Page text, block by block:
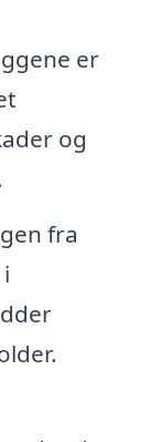
er
og
fra